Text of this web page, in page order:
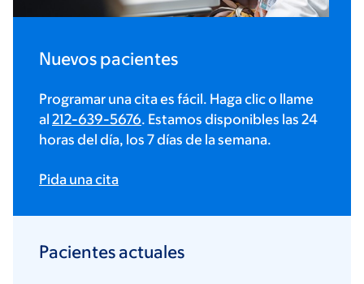
Nuevos pacientes
Programar una cita es fácil. Haga clic o llame
al 212-639-5676. Estamos disponibles las 24
horas del día, los 7 días de la semana.
Pida una cita
Pacientes actuales